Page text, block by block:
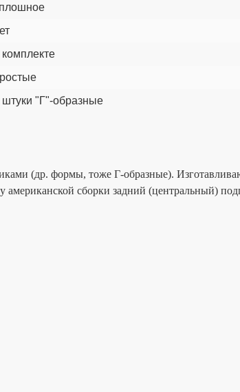
комплекте
штуки "Г"-образные
(др. формы, тоже Г-образные).
сборки задний (центральный)